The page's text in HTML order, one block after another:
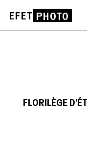
FLORILÈGE
EFET PHOTO